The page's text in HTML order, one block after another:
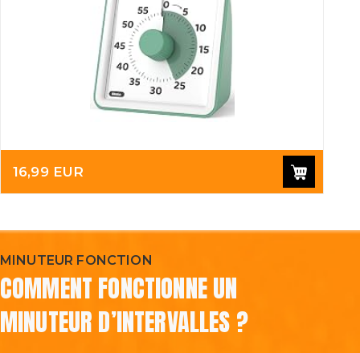
16,99 EUR
MINUTEUR FONCTION
COMMENT FONCTIONNE UN
MINUTEUR D’INTERVALLES ?